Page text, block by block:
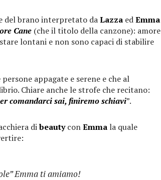
del brano interpretato daLazza edEmma
Cane (che il titolo della canzone): amore
lontani e non sono capaci di stabilire
appagate e serene e che al
Chiare anche le strofe che recitano:
comandarci sai, finiremo schiavi”.
dibeautyconEmma la quale
Emma ti amiamo!